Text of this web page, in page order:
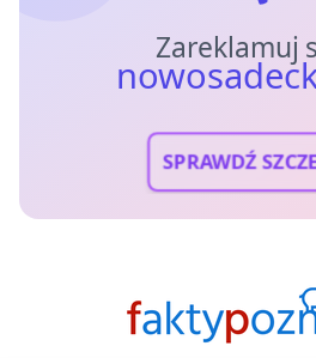
Zareklamuj
SPRAWDŹ